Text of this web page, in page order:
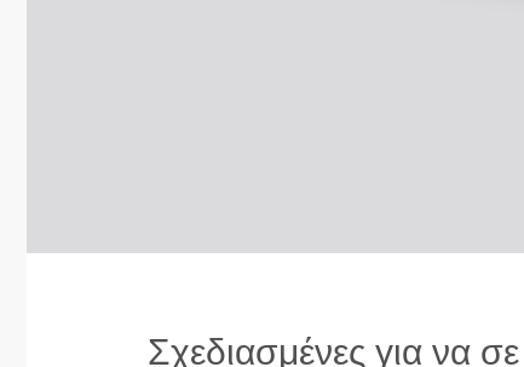
Σχεδιασμένες για να